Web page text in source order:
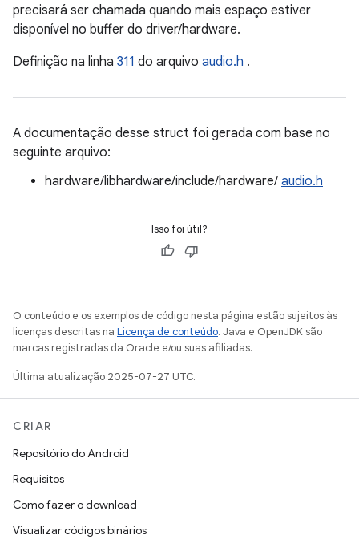
precisará ser chamada quando mais espaço estiver
disponível no buffer do driver/hardware.
Definição na linha 311 do arquivo audio.h .
A documentação desse struct foi gerada com base no
seguinte arquivo:
hardware/libhardware/include/hardware/ audio.h
Isso foi útil?
O conteúdo e os exemplos de código nesta página estão sujeitos às
licenças descritas na Licença de conteúdo. Java e OpenJDK são
marcas registradas da Oracle e/ou suas afiliadas.
Última atualização 2025-07-27 UTC.
CRIAR
Repositório do Android
Requisitos
Como fazer o download
Visualizar códigos binários